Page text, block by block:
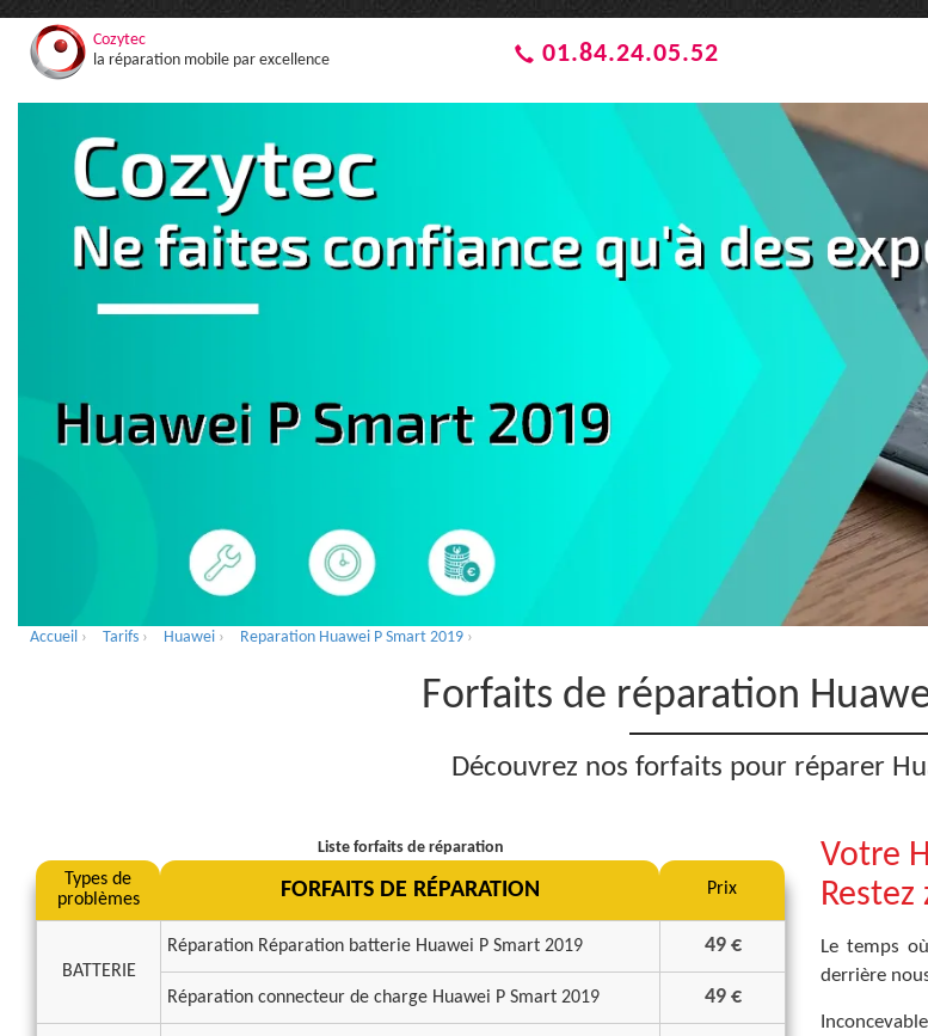
Cozytec
la réparation mobile par excellence
01.84.24.05.52
Accueil › Tarifs › Huawei › Reparation Huawei P Smart 2019 ›
Forfaits de réparation
Découvrez nos forfaits pour réparer
Liste forfaits de réparation
Types de
problèmes
FORFAITS DE RÉPARATION Prix
BATTERIE
Réparation Réparation batterie Huawei P Smart 2019 49 €
Réparation connecteur de charge Huawei P Smart 2019 49 €
Votre
Le temps
derrière